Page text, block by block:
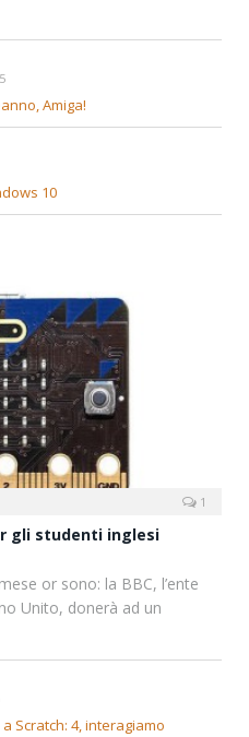
Amiga!
10
1
gli studenti inglesi
or sono: la BBC, l’ente
Unito, donerà ad un
Scratch: 4, interagiamo